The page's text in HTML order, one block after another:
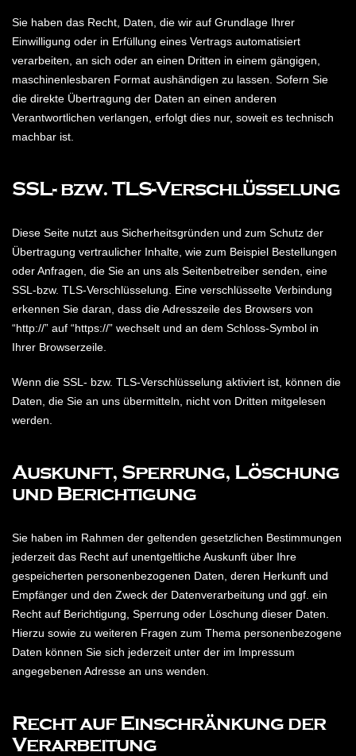
Sie haben das Recht, Daten, die wir auf Grundlage Ihrer
Einwilligung oder in Erfüllung eines Vertrags automatisiert
verarbeiten, an sich oder an einen Dritten in einem gängigen,
maschinenlesbaren Format aushändigen zu lassen. Sofern Sie
die direkte Übertragung der Daten an einen anderen
Verantwortlichen verlangen, erfolgt dies nur, soweit es technisch
machbar ist.
SSL- bzw. TLS-Verschlüsselung
Diese Seite nutzt aus Sicherheitsgründen und zum Schutz der
Übertragung vertraulicher Inhalte, wie zum Beispiel Bestellungen
oder Anfragen, die Sie an uns als Seitenbetreiber senden, eine
SSL-bzw. TLS-Verschlüsselung. Eine verschlüsselte Verbindung
erkennen Sie daran, dass die Adresszeile des Browsers von
“http://” auf “https://” wechselt und an dem Schloss-Symbol in
Ihrer Browserzeile.
Wenn die SSL- bzw. TLS-Verschlüsselung aktiviert ist, können die
Daten, die Sie an uns übermitteln, nicht von Dritten mitgelesen
werden.
Auskunft, Sperrung, Löschung
und Berichtigung
Sie haben im Rahmen der geltenden gesetzlichen Bestimmungen
jederzeit das Recht auf unentgeltliche Auskunft über Ihre
gespeicherten personenbezogenen Daten, deren Herkunft und
Empfänger und den Zweck der Datenverarbeitung und ggf. ein
Recht auf Berichtigung, Sperrung oder Löschung dieser Daten.
Hierzu sowie zu weiteren Fragen zum Thema personenbezogene
Daten können Sie sich jederzeit unter der im Impressum
angegebenen Adresse an uns wenden.
Recht auf Einschränkung der
Verarbeitung